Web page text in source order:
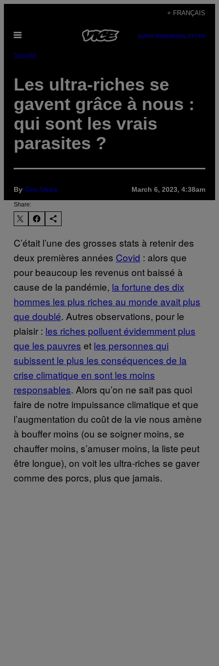
content
+ FRANÇAIS
Open
SUBSCRIBENEWSLETTER
Société
Les ultra-riches se
gavent grâce à nous :
qui sont les vrais
parasites ?
By Gen Ueda March 6, 2023, 4:38am
Share:
C’était l’une des grosses stats à retenir des
deux premières années Covid : alors que
pour beaucoup les revenus ont baissé à
cause de la pandémie, la fortune des dix
hommes les plus riches au monde avait plus
que doublé. Autres observations, pour le
plaisir : les riches polluent évidemment plus
que les pauvres et les personnes qui
subissent le plus les conséquences de la
crise climatique en sont les moins
responsables. Alors qu’on ne sait pas quoi
faire de notre impuissance climatique et que
l’augmentation du coût de la vie nous amène
à bouffer moins (ou se soigner moins, se
chauffer moins, s’amuser moins, la liste peut
être longue), on voit les ultra-riches se gaver
comme des porcs, plus que jamais.